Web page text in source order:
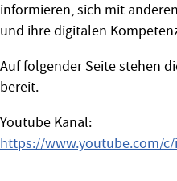
informieren, sich mit
und ihre digitalen
Auf folgender Seite stehen
bereit.
Youtube Kanal:
https://www.youtube.com/c/